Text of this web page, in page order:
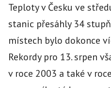
Teploty v Česku ve
stanic přesáhly 34
místech bylo dokonce
Rekordy pro 13. srpen
v roce 2003 a také v